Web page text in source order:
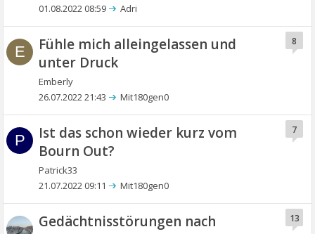
01.08.2022 08:59 Adri
E
Fühle mich alleingelassen und
unter Druck
Emberly
8
26.07.2022 21:43 Mit180gen0
P
Ist das schon wieder kurz vom
Bourn Out?
Patrick33
7
21.07.2022 09:11 Mit180gen0
Gedächtnisstörungen nach
13